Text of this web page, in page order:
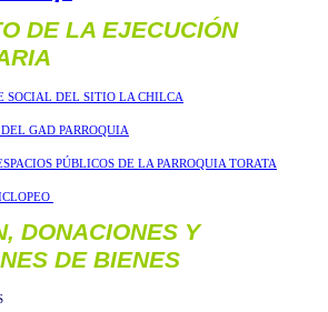
DE LA EJECUCIÓN
SOCIAL DEL SITIO LA CHILCA
GAD PARROQUIA
PÚBLICOS DE LA PARROQUIA TORATA
DONACIONES Y
DE BIENES